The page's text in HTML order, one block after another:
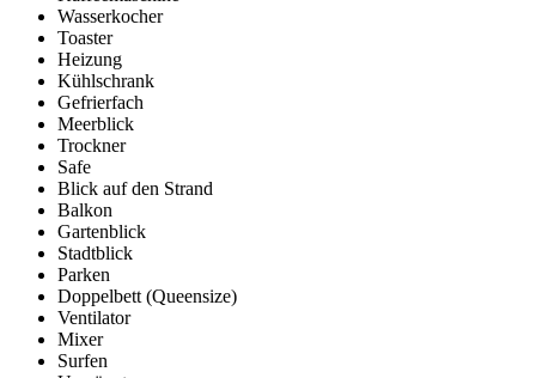
Wasserkocher
Toaster
Heizung
Kühlschrank
Gefrierfach
Meerblick
Trockner
Safe
Blick auf den Strand
Balkon
Gartenblick
Stadtblick
Parken
Doppelbett (Queensize)
Ventilator
Mixer
Surfen